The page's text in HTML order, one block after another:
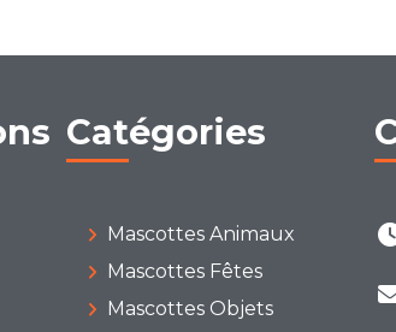
Catégories
Mascottes Animaux
Mascottes Fêtes
Mascottes Objets